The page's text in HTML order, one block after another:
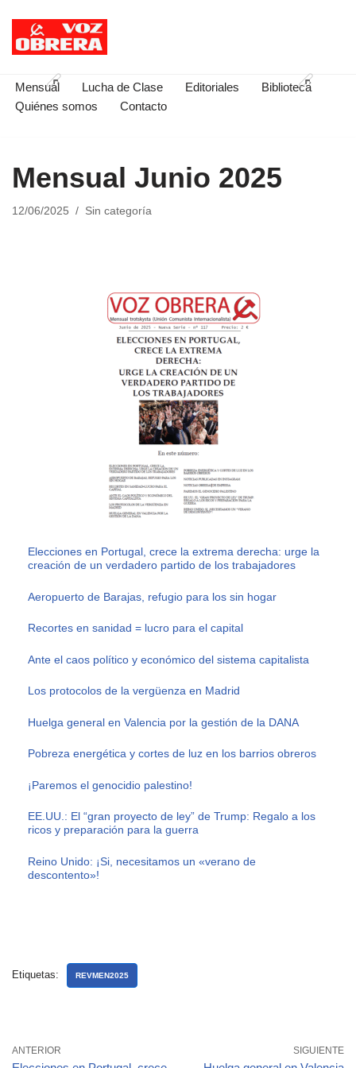
Saltar
contenido
Mensual Lucha de Clase Editoriales
Biblioteca
Quiénes somos
Contacto
Mensual Junio 2025
12/06/2025 Sin categoría
Elecciones en Portugal, crece la extrema derecha: urge la
creación de un verdadero partido de los trabajadores
Aeropuerto de Barajas, refugio para los sin hogar
Recortes en sanidad = lucro para el capital
Ante el caos político y económico del sistema capitalista
Los protocolos de la vergüenza en Madrid
Huelga general en Valencia por la gestión de la DANA
Pobreza energética y cortes de luz en los barrios obreros
¡Paremos el genocidio palestino!
EE.UU.: El “gran proyecto de ley” de Trump: Regalo a los
ricos y preparación para la guerra
Reino Unido: ¡Si, necesitamos un «verano de
descontento»!
Etiquetas: REVMEN2025
ANTERIOR SIGUIENTE